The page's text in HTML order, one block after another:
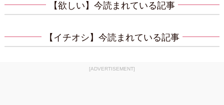
【欲しい】今読まれている記事
【イチオシ】今読まれている記事
[ADVERTISEMENT]